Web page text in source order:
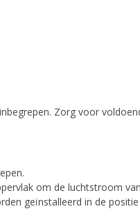
Zorg voor
om de luchtstroom
geïnstalleerd in de